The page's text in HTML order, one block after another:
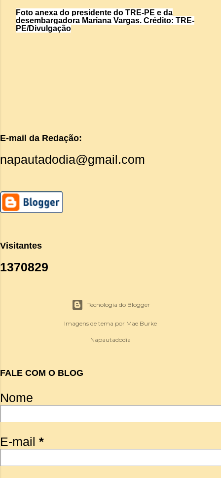
Foto anexa do presidente do TRE-PE e da
desembargadora Mariana Vargas. Crédito: TRE-
PE/Divulgação
E-mail da Redação:
napautadodia@gmail.com
Visitantes
1370829
Tecnologia do Blogger
Imagens de tema por Mae Burke
Napautadodia
FALE COM O BLOG
Nome
E-mail *